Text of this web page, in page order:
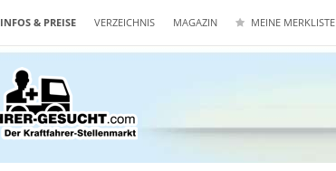
INFOS & PREISE VERZEICHNIS MAGAZIN MEINE MERKLISTE